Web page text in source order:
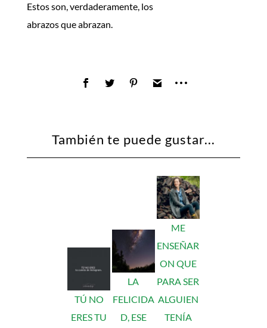
Estos son, verdaderamente, los
abrazos que abrazan.
También te puede gustar...
TÚ NO
ERES TU
LA
FELICIDA
D, ESE
ME
ENSEÑAR
ON QUE
PARA SER
ALGUIEN
TENÍA